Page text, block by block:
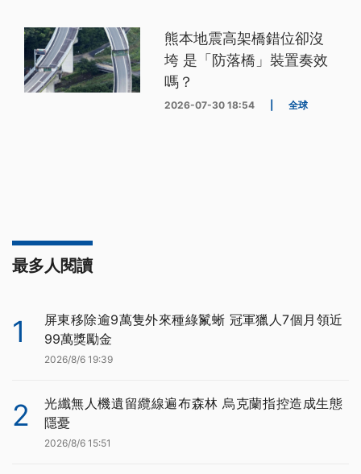
熊本地震高架橋錯位卻沒
垮 是「防落橋」裝置奏效
嗎？
2026-07-30 18:54 全球
最多人閱讀
1
屏東移除逾9萬隻外來種綠鬣蜥 冠軍獵人7個月領近
99萬獎勵金
2026/8/6 19:39
2
光纖無人機遺留纜線遍布森林 烏克蘭指控造成生態
隱憂
2026/8/6 15:51